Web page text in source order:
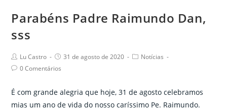
Parabéns Padre Raimundo Dan,
sss
Post
author:
Lu Castro
Post
published:
31 de agosto de 2020
PostNotícias
Post0 Comentários
É com grande alegria que hoje, 31 de agosto celebramos
mias um ano de vida do nosso caríssimo Pe. Raimundo.